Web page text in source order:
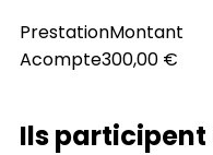
PrestationMontant
Acompte300,00 €
Ils participent